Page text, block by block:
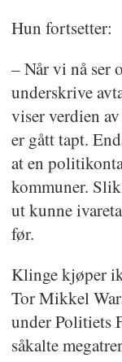
Hun fortsetter:
– Når vi nå ser
underskrive
viser verdien
er gått tapt.
at en
kommuner.
ut kunne
før.
Klinge kjøper
Tor Mikkel
under Politiets
såkalte